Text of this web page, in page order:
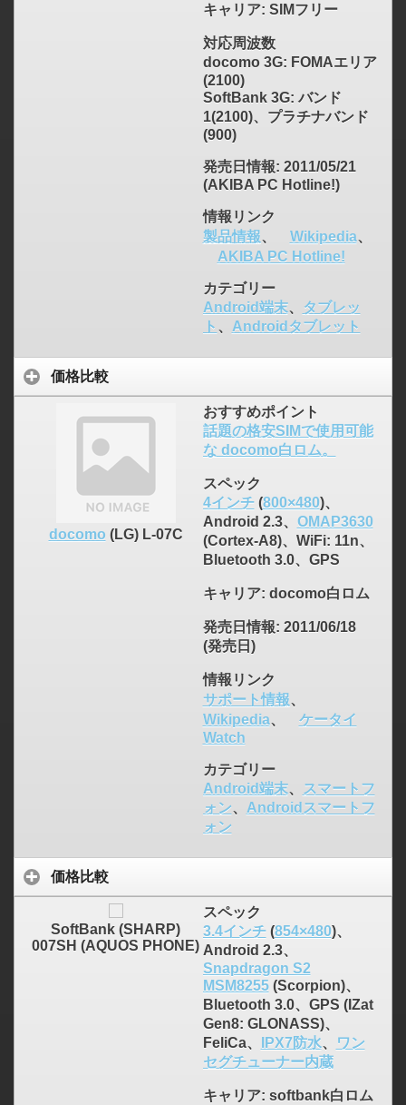
キャリア: SIMフリー
対応周波数
docomo 3G: FOMAエリア
(2100)
SoftBank 3G: バンド
1(2100)、プラチナバンド
(900)
発売日情報: 2011/05/21
(AKIBA PC Hotline!)
情報リンク
製品情報、 Wikipedia、
AKIBA PC Hotline!
カテゴリー
Android端末、
タブレッ
ト 、 Androidタブレット
価格比較
docomo (LG) L-07C
おすすめポイント
話題の格安SIMで使用可能
な docomo白ロム。
スペック
4インチ(800×480)、
Android 2.3、 OMAP3630
(Cortex-A8)、WiFi: 11n、
Bluetooth 3.0、GPS
キャリア: docomo白ロム
発売日情報: 2011/06/18
(発売日)
情報リンク
サポート情報、
Wikipedia、
ケータイ
Watch
カテゴリー
Android端末、
スマートフ
ォン、 Androidスマートフ
ォン
価格比較
SoftBank (SHARP)
007SH (AQUOS PHONE)
スペック
3.4インチ(854×480)、
Android 2.3、
Snapdragon S2
MSM8255(Scorpion)、
Bluetooth 3.0、GPS (IZat
Gen8: GLONASS)、
FeliCa、
IPX7防水、
ワン
セグチューナー内蔵
キャリア: softbank白ロム